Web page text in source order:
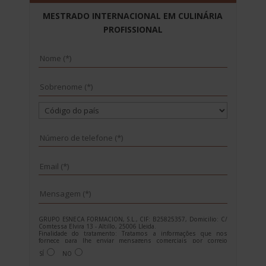
MESTRADO INTERNACIONAL EM CULINÁRIA
PROFISSIONAL
GRUPO ESNECA FORMACION, S.L., CIF: B25825357, Domicilio: C/
Comtessa Elvira 13 - Altillo, 25006 Lleida.
Finalidade do tratamento: Tratamos a informações que nos
fornece para lhe enviar mensagens comerciais por correio
electrónico de tipo comercial relacionadas com os produtos
oferecidos e outros produtos que possam ser do seu interesse.
SÍ NO